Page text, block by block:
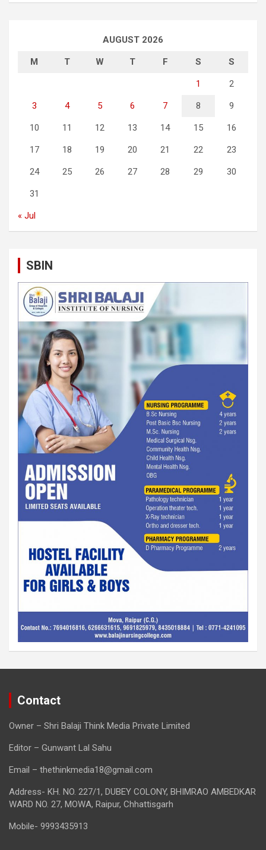
AUGUST 2026
M T W T F S S
1 2
3 4 5 6 7 8 9
10 11 12 13 14 15 16
17 18 19 20 21 22 23
24 25 26 27 28 29 30
31
« Jul
SBIN
Contact
Owner – Shri Balaji Think Media Private Limited
Editor – Gunwant Lal Sahu
Email – thethinkmedia18@gmail.com
Address- KH. NO. 227/1, DUBEY COLONY, BHIMRAO AMBEDKAR
WARD NO. 27, MOWA, Raipur, Chhattisgarh
Mobile- 9993435913